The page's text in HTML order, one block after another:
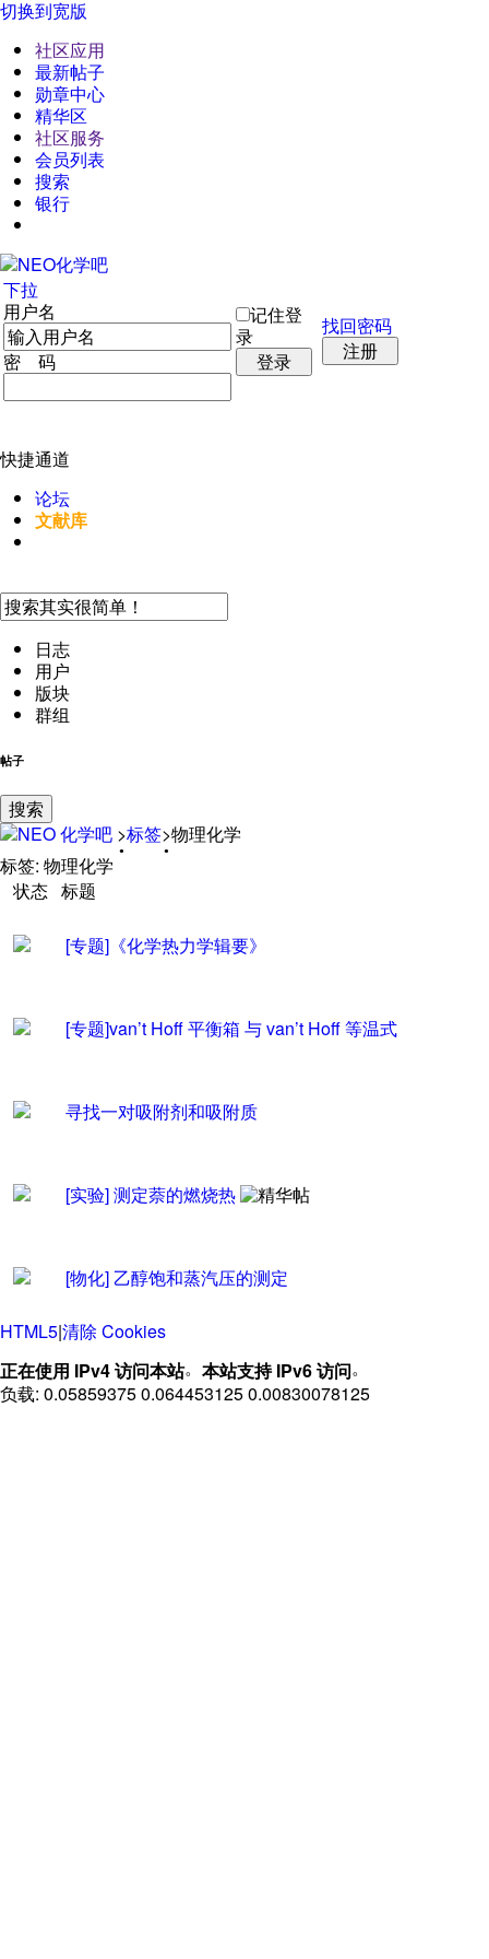
切换到宽版
社区应用
最新帖子
勋章中心
精华区
社区服务
会员列表
搜索
银行
下拉
用户名
密 码
记住登
录
登录
找回密码
注册
快捷通道
论坛
文献库
日志
用户
版块
群组
帖子
搜索
NEO化学吧 >标签>物理化学
标签: 物理化学
状态 标题
[专题] 《化学热力学辑要》
[专题]van’t Hoff 平衡箱 与 van’t Hoff 等温式
寻找一对吸附剂和吸附质
[实验]测定萘的燃烧热
[物化] 乙醇饱和蒸汽压的测定
HTML5|清除 Cookies
正在使用 IPv4 访问本站。 本站支持 IPv6 访问。
负载: 0.05859375 0.064453125 0.00830078125